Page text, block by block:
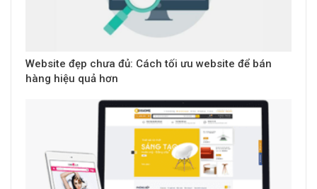
Website đẹp chưa đủ: Cách tối ưu website để bán
hàng hiệu quả hơn